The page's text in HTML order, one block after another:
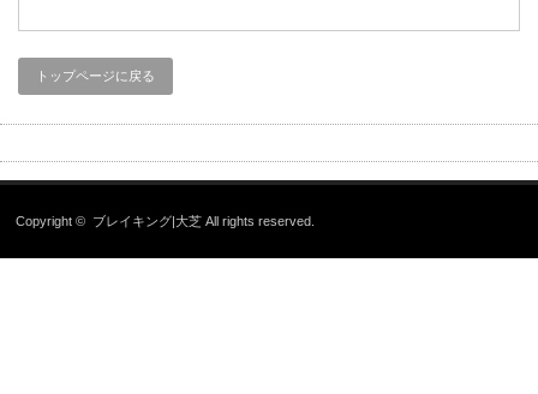
トップページに戻る
Copyright © ブレイキング|大芝 All rights reserved.